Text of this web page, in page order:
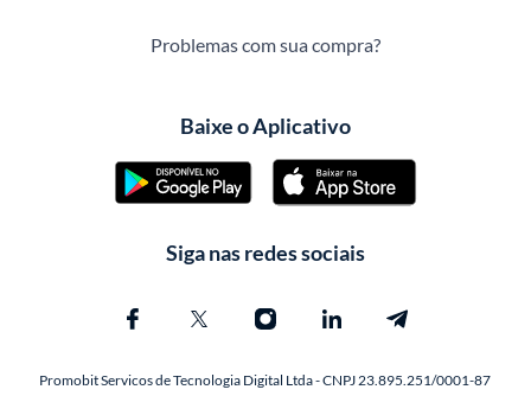
Problemas com sua compra?
Baixe o Aplicativo
Siga nas redes sociais
Promobit Servicos de Tecnologia Digital Ltda - CNPJ 23.895.251/0001-87